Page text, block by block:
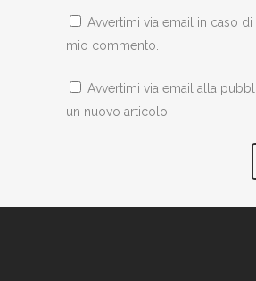
Avvertimi via email in caso di
mio commento.
Avvertimi via email alla
un nuovo articolo.